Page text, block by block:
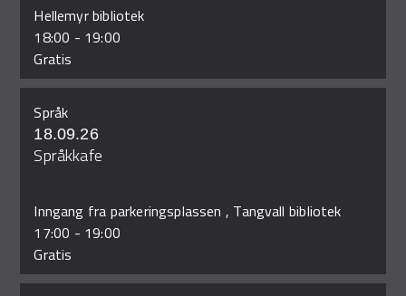
Hellemyr bibliotek
18:00 - 19:00
Gratis
Språk
18.09.26
Språkkafe
Inngang fra parkeringsplassen , Tangvall bibliotek
17:00 - 19:00
Gratis